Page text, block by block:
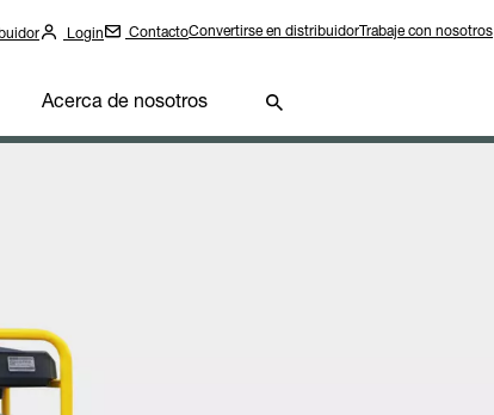
Login ContactoConvertirse en distribuidorTrabaje con nosotros
Acerca de nosotros